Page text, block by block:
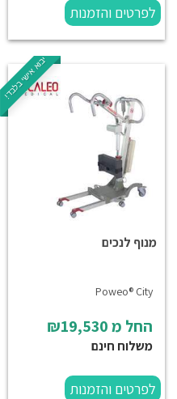
לפרטים והזמנות
יבוא אישי בלבד!
מנוף לנכים
Poweo® City
החל מ
משלוח חינם
לפרטים והזמנות